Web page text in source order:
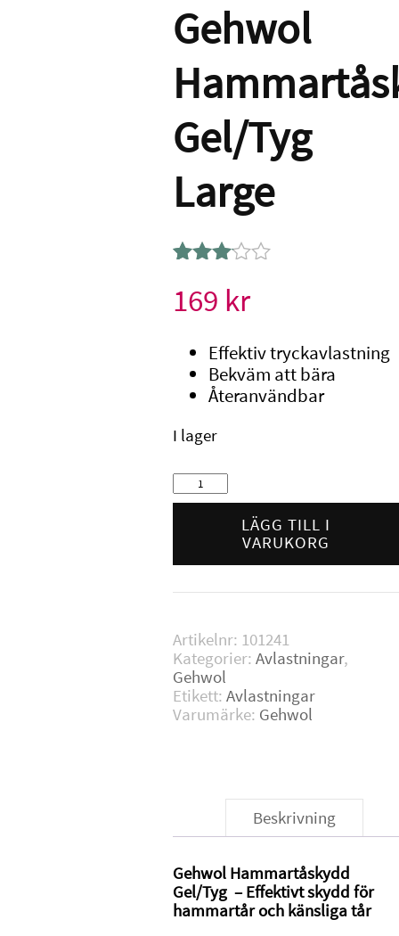
Gehwol
Gel/Tyg
Large
3.00
av 5
på
kundrecension
169 kr
Effektiv tryckavlastning
Bekväm att bära
Återanvändbar
I lager
Gehwol
Hammartåskydd
mängd
LÄGG TILL I
VARUKORG
Artikelnr: 101241
Kategorier: Avlastningar,
Gehwol
Etikett: Avlastningar
Varumärke: Gehwol
Beskrivning
Gehwol Hammartåskydd
Gel/Tyg – Effektivt skydd för
hammartår och känsliga tår